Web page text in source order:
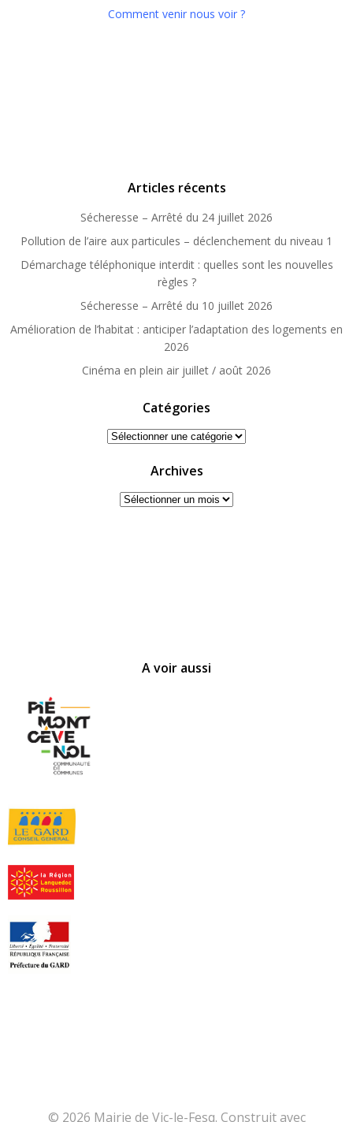
Comment venir nous voir ?
Articles récents
Sécheresse – Arrêté du 24 juillet 2026
Pollution de l’aire aux particules – déclenchement du niveau 1
Démarchage téléphonique interdit : quelles sont les nouvelles
règles ?
Sécheresse – Arrêté du 10 juillet 2026
Amélioration de l’habitat : anticiper l’adaptation des logements en
2026
Cinéma en plein air juillet / août 2026
Catégories
Catégories
Archives
Archives
A voir aussi
© 2026 Mairie de Vic-le-Fesq. Construit avec